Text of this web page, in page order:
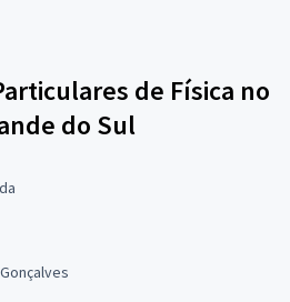
de Física no
do Sul